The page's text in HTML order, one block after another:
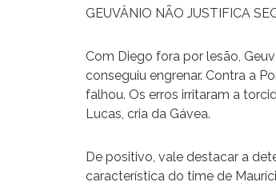
GEUVÂNIO NÃO JUSTIFICA
Com Diego fora por lesão,
conseguiu engrenar. Contra a
falhou. Os erros irritaram a
Lucas, cria da Gávea.
De positivo, vale destacar a
característica do time de